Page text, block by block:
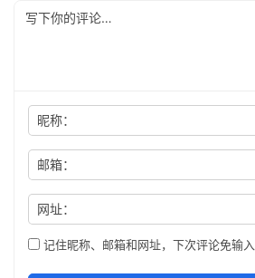
昵称：
邮箱：
网址：
记住昵称、邮箱和网址，下次评论免输入